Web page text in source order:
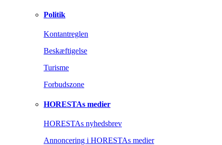
Politik
Kontantreglen
Beskæftigelse
Turisme
Forbudszone
HORESTAs medier
HORESTAs nyhedsbrev
Annoncering i HORESTAs medier